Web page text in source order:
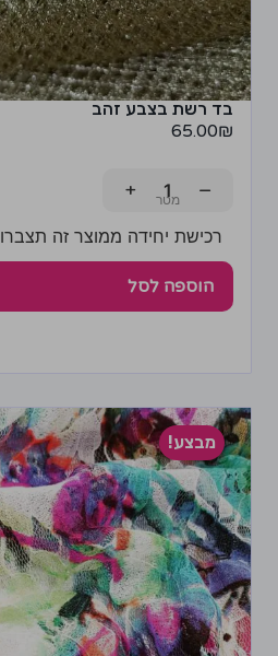
בד רשת בצבע זהב
65.00₪
−
+
רכישת יחידה ממוצר זה תצברו 3 נקודות!
הוספה לסל
מבצע!